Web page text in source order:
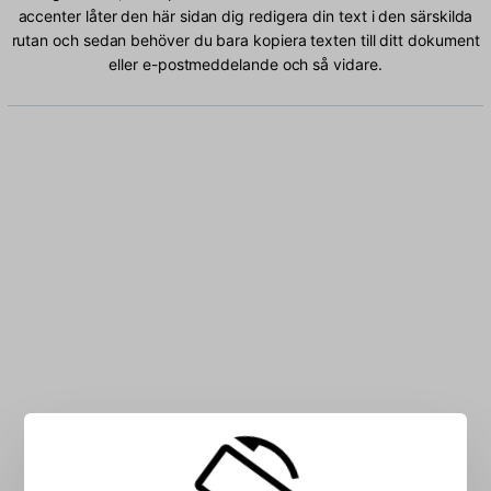
accenter låter den här sidan dig redigera din text i den särskilda
rutan och sedan behöver du bara kopiera texten till ditt dokument
eller e-postmeddelande och så vidare.
Skriv Albanska tecken i rutan: